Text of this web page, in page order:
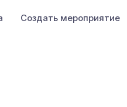
Создать мероприятие